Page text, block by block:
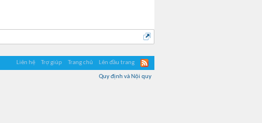
Liên hệ Trợ giúp Trang chủ Lên đầu trang
Quy định và Nội quy